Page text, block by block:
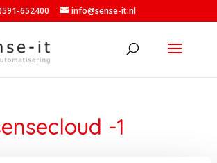
652400 info@sense-it.nl
-1